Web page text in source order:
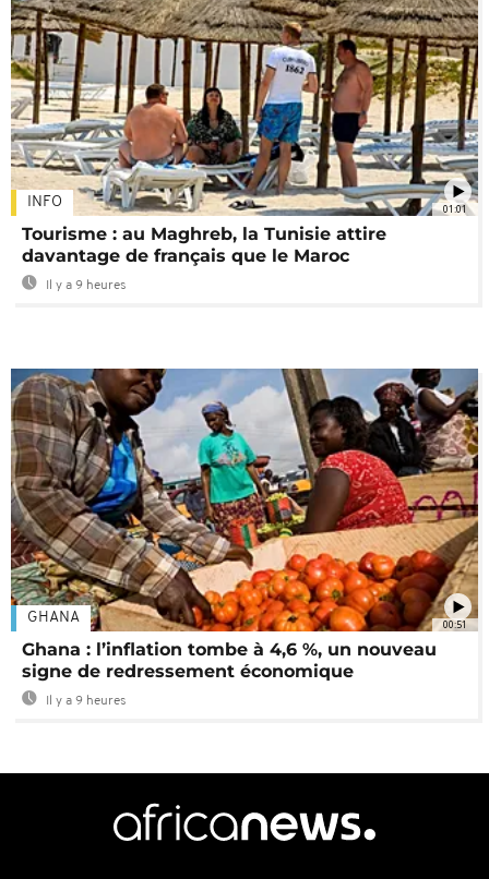
01:01
INFO
Tourisme : au Maghreb, la Tunisie attire
davantage de français que le Maroc
Il y a 9 heures
00:51
GHANA
Ghana : l’inflation tombe à 4,6 %, un nouveau
signe de redressement économique
Il y a 9 heures